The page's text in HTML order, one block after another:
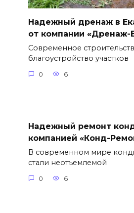
Надежный дренаж в
от компании «Дренаж-
Современное
благоустройство участков
0 6
Надежный ремонт
компанией «Конд-
В современном мире
стали неотъемлемой
0 6